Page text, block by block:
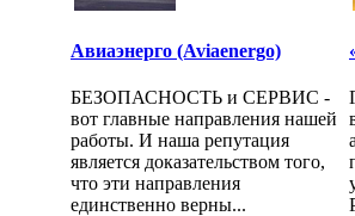
Авиаэнерго (Aviaenergo)
БЕЗОПАСНОСТЬ и СЕРВИС -
вот главные направления нашей
работы. И наша репутация
является доказательством того,
что эти направления
единственно верны...